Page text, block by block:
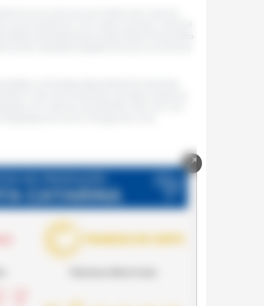
estimativas para Goiás, Minas Gerais, Mato